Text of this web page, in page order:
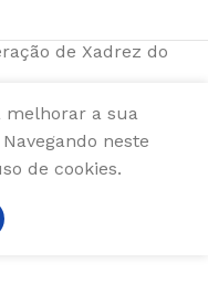
de Xadrez do
melhorar a sua
neste
de cookies.